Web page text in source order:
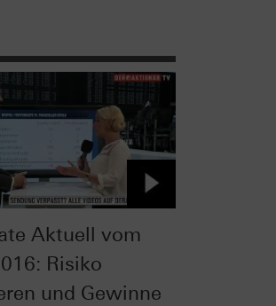
Aktuell vom
Risiko
und Gewinne